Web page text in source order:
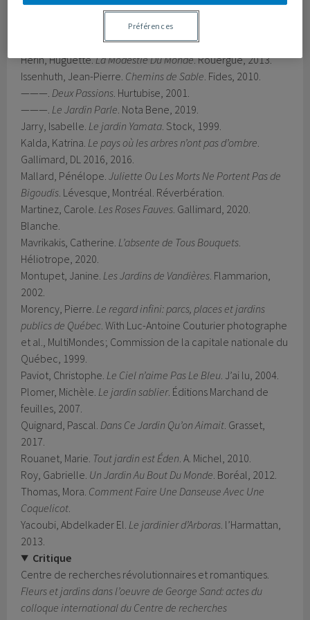
Le Potager. Québec Amérique, 2017.
Les Jardins de Morgante
Hautin-Grenier, Pierre.Les Radis Bleus. Le dé bleu, 1990.
Hérin, Huguette.La Modestie Du Monde. Rouergue, 2013.
Issenhuth, Jean-Pierre. Chemins de Sable. Fides, 2010.
———.Deux Passions. Hurtubise, 2001.
———.Le Jardin Parle. Nota Bene, 2019.
Jarry, Isabelle.Le jardin Yamata. Stock, 1999.
Kalda, Katrina.Le pays où les arbres n’ont pas d’ombre.
Gallimard, DL 2016, 2016.
Mallard, Pénélope.Juliette Ou Les Morts Ne Portent Pas de
Bigoudis. Lévesque, Montréal. Réverbération.
Martinez, Carole.Les Roses Fauves. Gallimard, 2020.
Blanche.
Mavrikakis, Catherine.L’absente de Tous Bouquets.
Héliotrope, 2020.
Montupet, Janine.Les Jardins de Vandières. Flammarion,
2002.
Morency, Pierre.Le regard infini: parcs, places et jardins
publics de Québec. With Luc-Antoine Couturier photographe
et al., MultiMondes ; Commission de la capitale nationale du
Québec, 1999.
Paviot, Christophe.Le Ciel n’aime Pas Le Bleu. J’ai lu, 2004.
Plomer, Michèle.Le jardin sablier. Éditions Marchand de
feuilles, 2007.
Quignard, Pascal.Dans Ce Jardin Qu’on Aimait. Grasset,
2017.
Rouanet, Marie. Tout jardin est Éden. A. Michel, 2010.
Roy, Gabrielle. Un Jardin Au Bout Du Monde. Boréal, 2012.
Thomas, Mora. Comment Faire Une Danseuse Avec Une
Coquelicot.
Yacoubi, Abdelkader El.Le jardinier d’Arboras. l’Harmattan,
2013.
Critique
Centre de recherches révolutionnaires et romantiques.
Fleurs et jardins dans l’oeuvre de George Sand: actes du
colloque international du Centre de recherches
Préférences